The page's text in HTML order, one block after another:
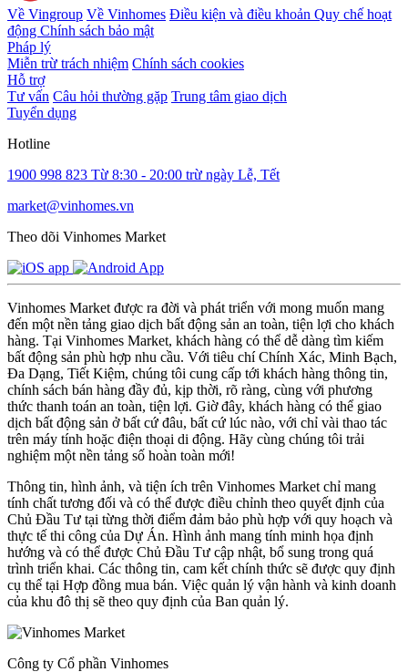
Về Vingroup Về Vinhomes Điều kiện và điều khoản Quy chế hoạt
động Chính sách bảo mật
Pháp lý
Miễn trừ trách nhiệm Chính sách cookies
Hỗ trợ
Tư vấn Câu hỏi thường gặp Trung tâm giao dịch
Tuyển dụng
Hotline
1900 998 823 Từ 8:30 - 20:00 trừ ngày Lễ, Tết
market@vinhomes.vn
Theo dõi Vinhomes Market
Vinhomes Market được ra đời và phát triển với mong muốn mang
đến một nền tảng giao dịch bất động sản an toàn, tiện lợi cho khách
hàng. Tại Vinhomes Market, khách hàng có thể dễ dàng tìm kiếm
bất động sản phù hợp nhu cầu. Với tiêu chí Chính Xác, Minh Bạch,
Đa Dạng, Tiết Kiệm, chúng tôi cung cấp tới khách hàng thông tin,
chính sách bán hàng đầy đủ, kịp thời, rõ ràng, cùng với phương
thức thanh toán an toàn, tiện lợi. Giờ đây, khách hàng có thể giao
dịch bất động sản ở bất cứ đâu, bất cứ lúc nào, với chỉ vài thao tác
trên máy tính hoặc điện thoại di động. Hãy cùng chúng tôi trải
nghiệm một nền tảng số hoàn toàn mới!
Thông tin, hình ảnh, và tiện ích trên Vinhomes Market chỉ mang
tính chất tương đối và có thể được điều chỉnh theo quyết định của
Chủ Đầu Tư tại từng thời điểm đảm bảo phù hợp với quy hoạch và
thực tế thi công của Dự Án. Hình ảnh mang tính minh họa định
hướng và có thể được Chủ Đầu Tư cập nhật, bổ sung trong quá
trình triển khai. Các thông tin, cam kết chính thức sẽ được quy định
cụ thể tại Hợp đồng mua bán. Việc quản lý vận hành và kinh doanh
của khu đô thị sẽ theo quy định của Ban quản lý.
Công ty Cổ phần Vinhomes